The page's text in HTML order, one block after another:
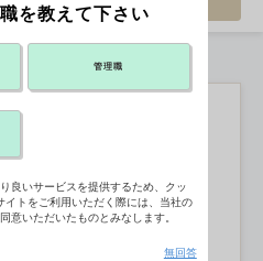
患者情報含むハードディ
の1割超がリフィル発行、
を教えて下さい
管理職
良いサービスを提供するため、クッ
イトをご利用いただく際には、当社の
意いただいたものとみなします。
無回答